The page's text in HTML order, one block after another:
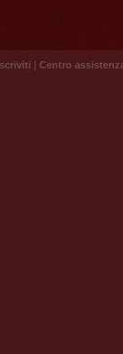
| Centro